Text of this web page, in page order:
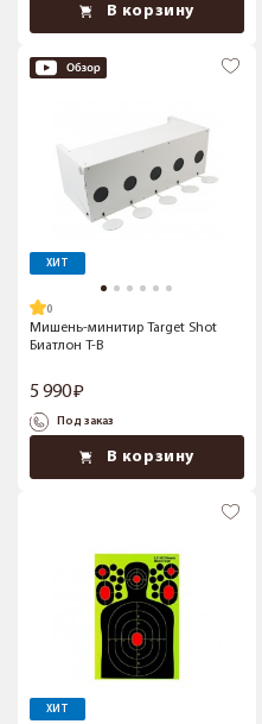
В корзину
ХИТ
Мишень-минитир Target Shot
Биатлон T-B
5 990
Под заказ
В корзину
ХИТ